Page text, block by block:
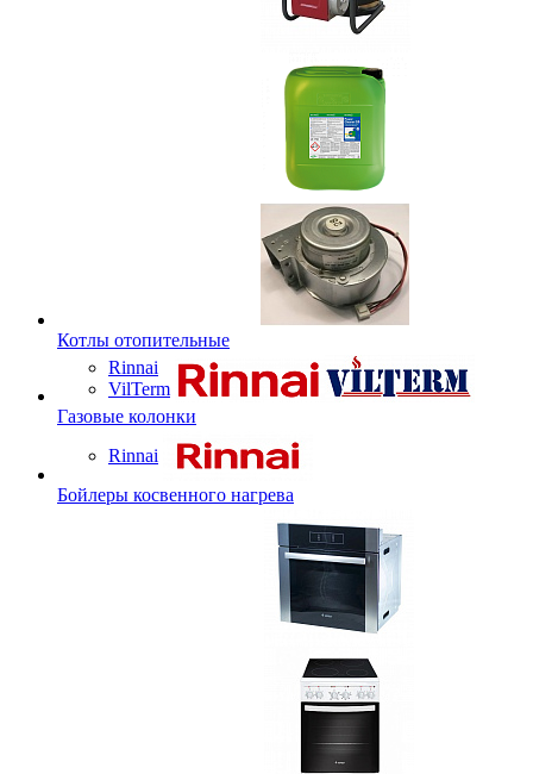
Котлы отопительные
Rinnai
VilTerm
Газовые колонки
Rinnai
Бойлеры косвенного нагрева